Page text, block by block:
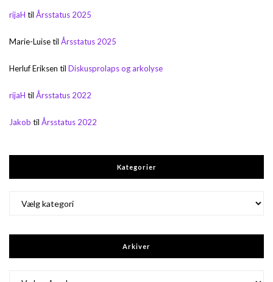
rijaH til Årsstatus 2025
Marie-Luisetil Årsstatus 2025
Herluf Eriksen til Diskusprolaps og arkolyse
rijaH til Årsstatus 2022
Jakob til Årsstatus 2022
Kategorier
Arkiver